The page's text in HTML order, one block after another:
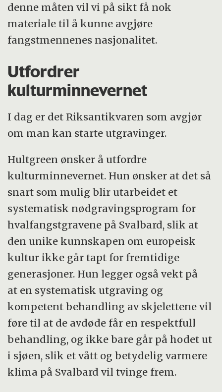
denne måten vil vi på sikt få nok
materiale til å kunne avgjøre
fangstmennenes nasjonalitet.
Utfordrer
kulturminnevernet
I dag er det Riksantikvaren som avgjør
om man kan starte utgravinger.
Hultgreen ønsker å utfordre
kulturminnevernet. Hun ønsker at det så
snart som mulig blir utarbeidet et
systematisk nødgravingsprogram for
hvalfangstgravene på Svalbard, slik at
den unike kunnskapen om europeisk
kultur ikke går tapt for fremtidige
generasjoner. Hun legger også vekt på
at en systematisk utgraving og
kompetent behandling av skjelettene vil
føre til at de avdøde får en respektfull
behandling, og ikke bare går på hodet ut
i sjøen, slik et vått og betydelig varmere
klima på Svalbard vil tvinge frem.